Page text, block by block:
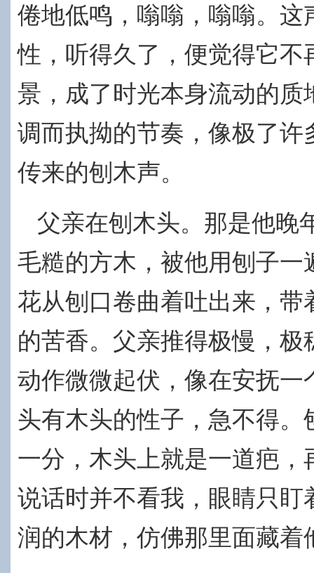
倦地低鸣，嗡嗡，嗡嗡。这
性，听得久了，便觉得它不
景，成了时光本身流动的质
调而执拗的节奏，像极了许
传来的刨木声。
父亲在刨木头。那是他晚
毛糙的方木，被他用刨子一
花从刨口卷曲着吐出来，带
的苦香。父亲推得极慢，
动作微微起伏，像在安抚一
头有木头的性子，急不得。
一分，木头上就是一道疤，
说话时并不看我，眼睛只盯
润的木材，仿佛那里面藏着